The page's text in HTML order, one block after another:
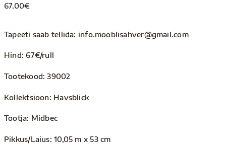
67.00€
Tapeeti saab tellida: info.mooblisahver@gmail.com
Hind: 67€/rull
Tootekood: 39002
Kollektsioon: Havsblick
Tootja: Midbec
Pikkus/Laius: 10,05 m x 53 cm